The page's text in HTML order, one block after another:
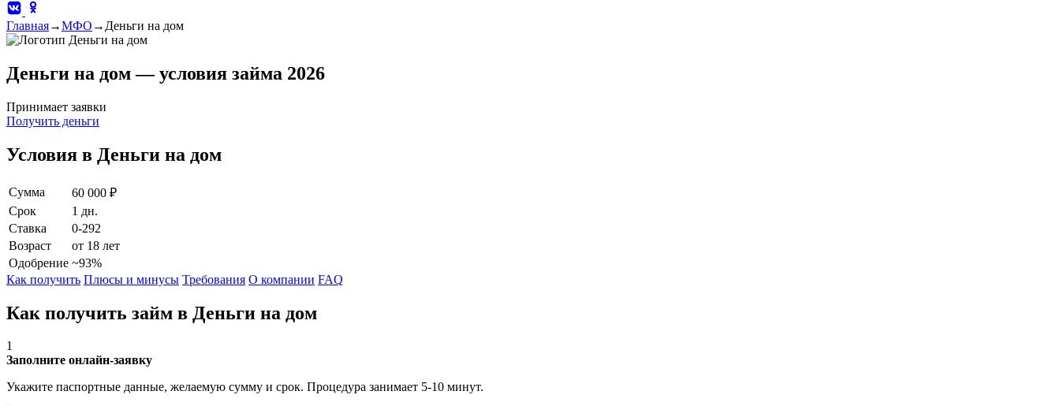
Главная→МФО → Деньги на дом
Деньги на дом — условия займа 2026
Принимает заявки
Получить деньги
Условия в Деньги на дом
Сумма
60 000 ₽
Срок
1 дн.
Ставка
0-292
Возраст
от 18 лет
Одобрение ~93%
Как получить Плюсы и минусы Требования О компании FAQ
Как получить займ в Деньги на дом
1
Заполните онлайн-заявку
Укажите паспортные данные, желаемую сумму и срок. Процедура занимает 5-10 минут.